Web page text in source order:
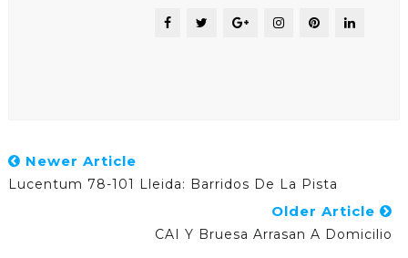
Newer Article
Lucentum 78-101 Lleida: Barridos De La Pista
Older Article
CAI Y Bruesa Arrasan A Domicilio